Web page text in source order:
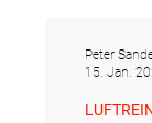
Peter
15. Jan.